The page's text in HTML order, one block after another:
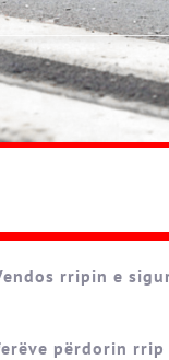
rripin e
përdorin